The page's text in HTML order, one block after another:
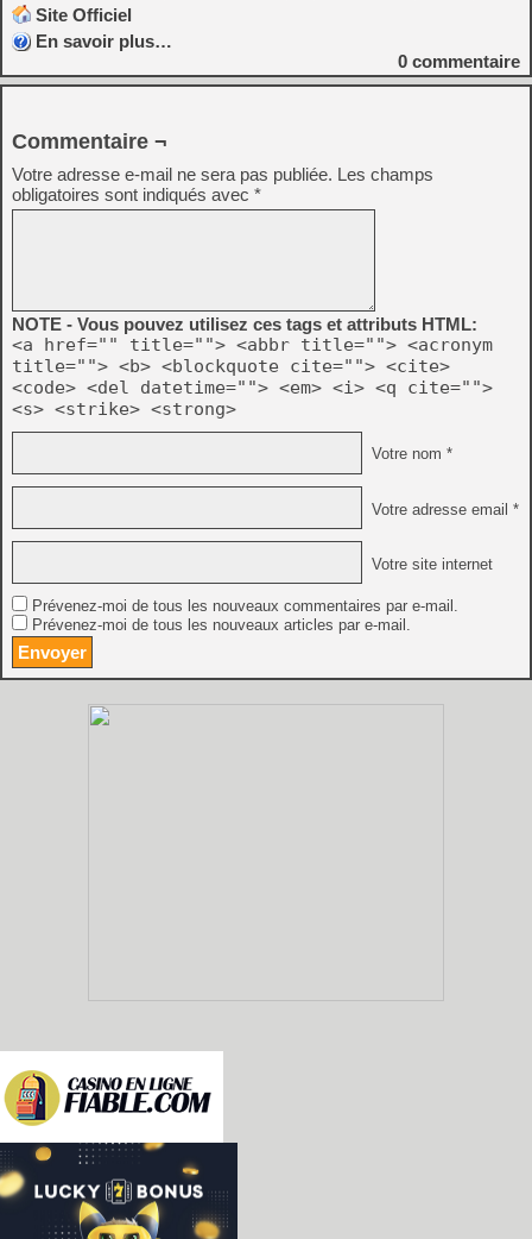
Site Officiel
En savoir plus…
0 commentaire
Commentaire ¬
Votre adresse e-mail ne sera pas publiée. Les champs
obligatoires sont indiqués avec *
NOTE - Vous pouvez utilisez ces tags et attributs HTML:
<a href="" title=""> <abbr title=""> <acronym
title=""> <b> <blockquote cite=""> <cite>
<code> <del datetime=""> <em> <i> <q cite="">
<s> <strike> <strong>
Votre nom *
Votre adresse email *
Votre site internet
Prévenez-moi de tous les nouveaux commentaires par e-mail.
Prévenez-moi de tous les nouveaux articles par e-mail.